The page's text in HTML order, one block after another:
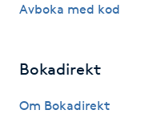
Optiker
Avboka med kod
Bokadirekt
Om Bokadirekt